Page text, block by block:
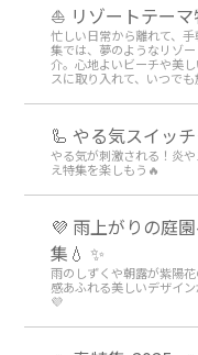
⛵ リゾートテーマ
忙しい日常から離れて、
集では、夢のようなリゾ
介。心地よいビーチや美
スに取り入れて、いつで
🦾 やる気スイッ
やる気が刺激される！炎
え特集を楽しもう🔥
💜 雨上がりの庭
集💧 ✨
雨のしずくや朝露が紫陽
感あふれる美しいデザイ
💜